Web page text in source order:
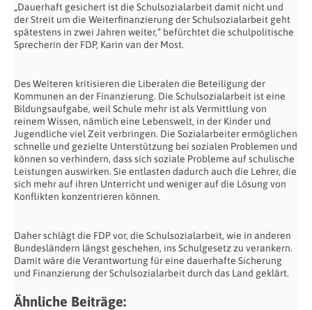
„Dauerhaft gesichert ist die Schulsozialarbeit damit nicht und
der Streit um die Weiterfinanzierung der Schulsozialarbeit geht
spätestens in zwei Jahren weiter,“ befürchtet die schulpolitische
Sprecherin der FDP, Karin van der Most.
Des Weiteren kritisieren die Liberalen die Beteiligung der
Kommunen an der Finanzierung. Die Schulsozialarbeit ist eine
Bildungsaufgabe, weil Schule mehr ist als Vermittlung von
reinem Wissen, nämlich eine Lebenswelt, in der Kinder und
Jugendliche viel Zeit verbringen. Die Sozialarbeiter ermöglichen
schnelle und gezielte Unterstützung bei sozialen Problemen und
können so verhindern, dass sich soziale Probleme auf schulische
Leistungen auswirken. Sie entlasten dadurch auch die Lehrer, die
sich mehr auf ihren Unterricht und weniger auf die Lösung von
Konflikten konzentrieren können.
Daher schlägt die FDP vor, die Schulsozialarbeit, wie in anderen
Bundesländern längst geschehen, ins Schulgesetz zu verankern.
Damit wäre die Verantwortung für eine dauerhafte Sicherung
und Finanzierung der Schulsozialarbeit durch das Land geklärt.
Ähnliche Beiträge: